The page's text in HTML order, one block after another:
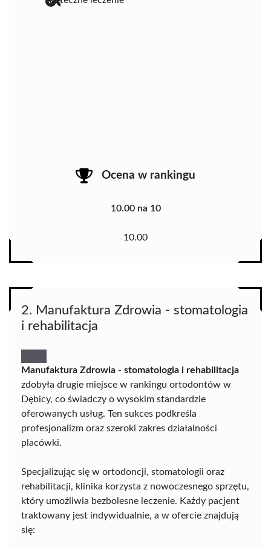
Ocena w rankingu
10.00 na 10
10.00
2. Manufaktura Zdrowia - stomatologia
i rehabilitacja
Manufaktura Zdrowia - stomatologia i rehabilitacja
zdobyła drugie miejsce w rankingu ortodontów w
Dębicy, co świadczy o wysokim standardzie
oferowanych usług. Ten sukces podkreśla
profesjonalizm oraz szeroki zakres działalności
placówki.
Specjalizując się w ortodoncji, stomatologii oraz
rehabilitacji, klinika korzysta z nowoczesnego sprzętu,
który umożliwia bezbolesne leczenie. Każdy pacjent
traktowany jest indywidualnie, a w ofercie znajdują
się: